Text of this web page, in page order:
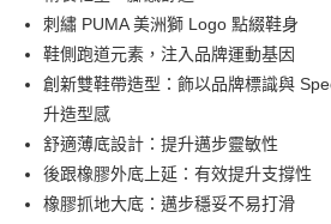
單筆訂單淨值滿$399可享免運費優惠
每筆HK$30.00，滿HK$399.00或以上免運
滿$599可享澳門免運費優惠
刺繡 PUMA 美洲獅 Logo 點綴鞋身
鞋側跑道元素，注入品牌運動基因
創新雙鞋帶造型：飾以品牌標識與
升造型感
舒適薄底設計：提升邁步靈敏性
後跟橡膠外底上延：有效提升支撐性
橡膠抓地大底：邁步穩妥不易打滑